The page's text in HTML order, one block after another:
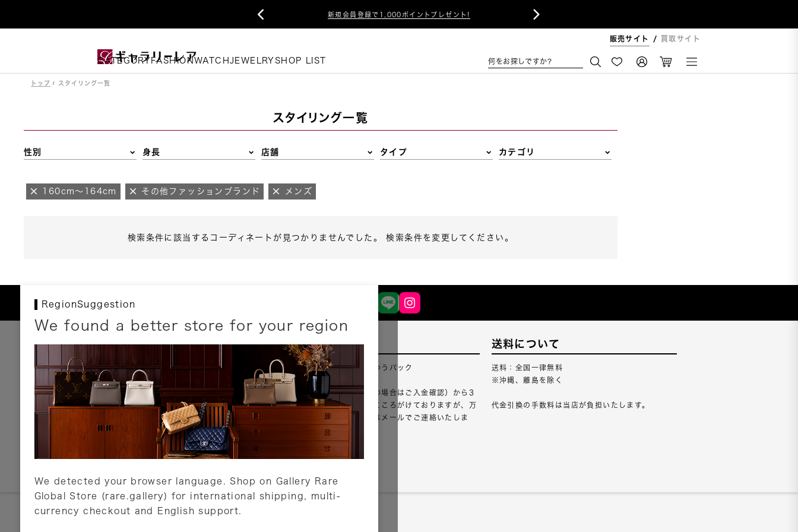
新規会員登録で1,000ポイントプレゼント!
 
販売サイト 買取サイト
CATEGORY FASHIONWATCHJEWELRY SHOP LIST 何をお探しですか?
トップ スタイリング一覧
スタイリング一覧
性別 身長 店舗 タイプ カテゴリ
160cm～164cm その他ファッションブランド メンズ
検索条件に該当するコーディネートが見つかりませんでした。 検索条件を変更してください。
RegionSuggestion
We found a better store for your region
We detected your browser language. Shop on Gallery Rare
Global Store (rare.gallery) for international shipping, multi-
currency checkout and English support.
お支払いについて
以下のお支払方法が利用可能です。
クレジットカード
ショッピングローン
銀行振込・郵便振替
代金引換
Amazon Pay
PayPay
店頭支払い
詳しくはこちら
配送について
配送業者：佐川急便・ゆうパック
ご注文確認（銀行振込の場合はご入金確認）から3
営業日以内のご出荷をこころがけておりますが、万
が一出荷が遅れる場合はメールでご連絡いたしま
詳しくはこちら
送料について
送料：全国一律無料
※沖縄、離島を除く
代金引換の手数料は当店が負担いたします。